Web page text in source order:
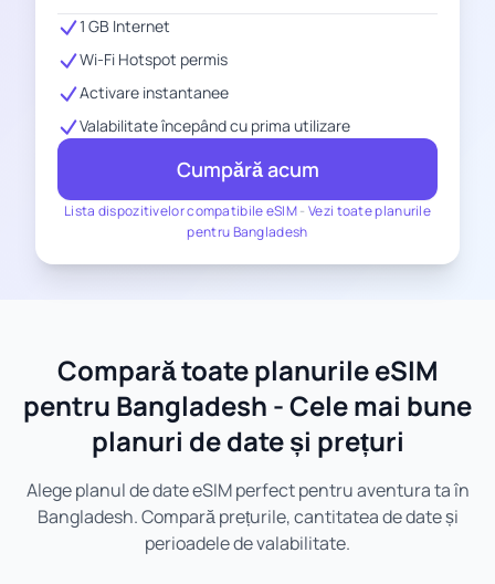
Lista dispozitivelor compatibile eSIM- Vezi toate planurile
pentru Bangladesh
1 GB Internet
Wi-Fi Hotspot permis
Activare instantanee
Valabilitate începând cu prima utilizare
Cumpără acum
Compară toate planurile eSIM
pentru Bangladesh - Cele mai bune
planuri de date și prețuri
Alege planul de date eSIM perfect pentru aventura ta în
Bangladesh. Compară prețurile, cantitatea de date și
perioadele de valabilitate.